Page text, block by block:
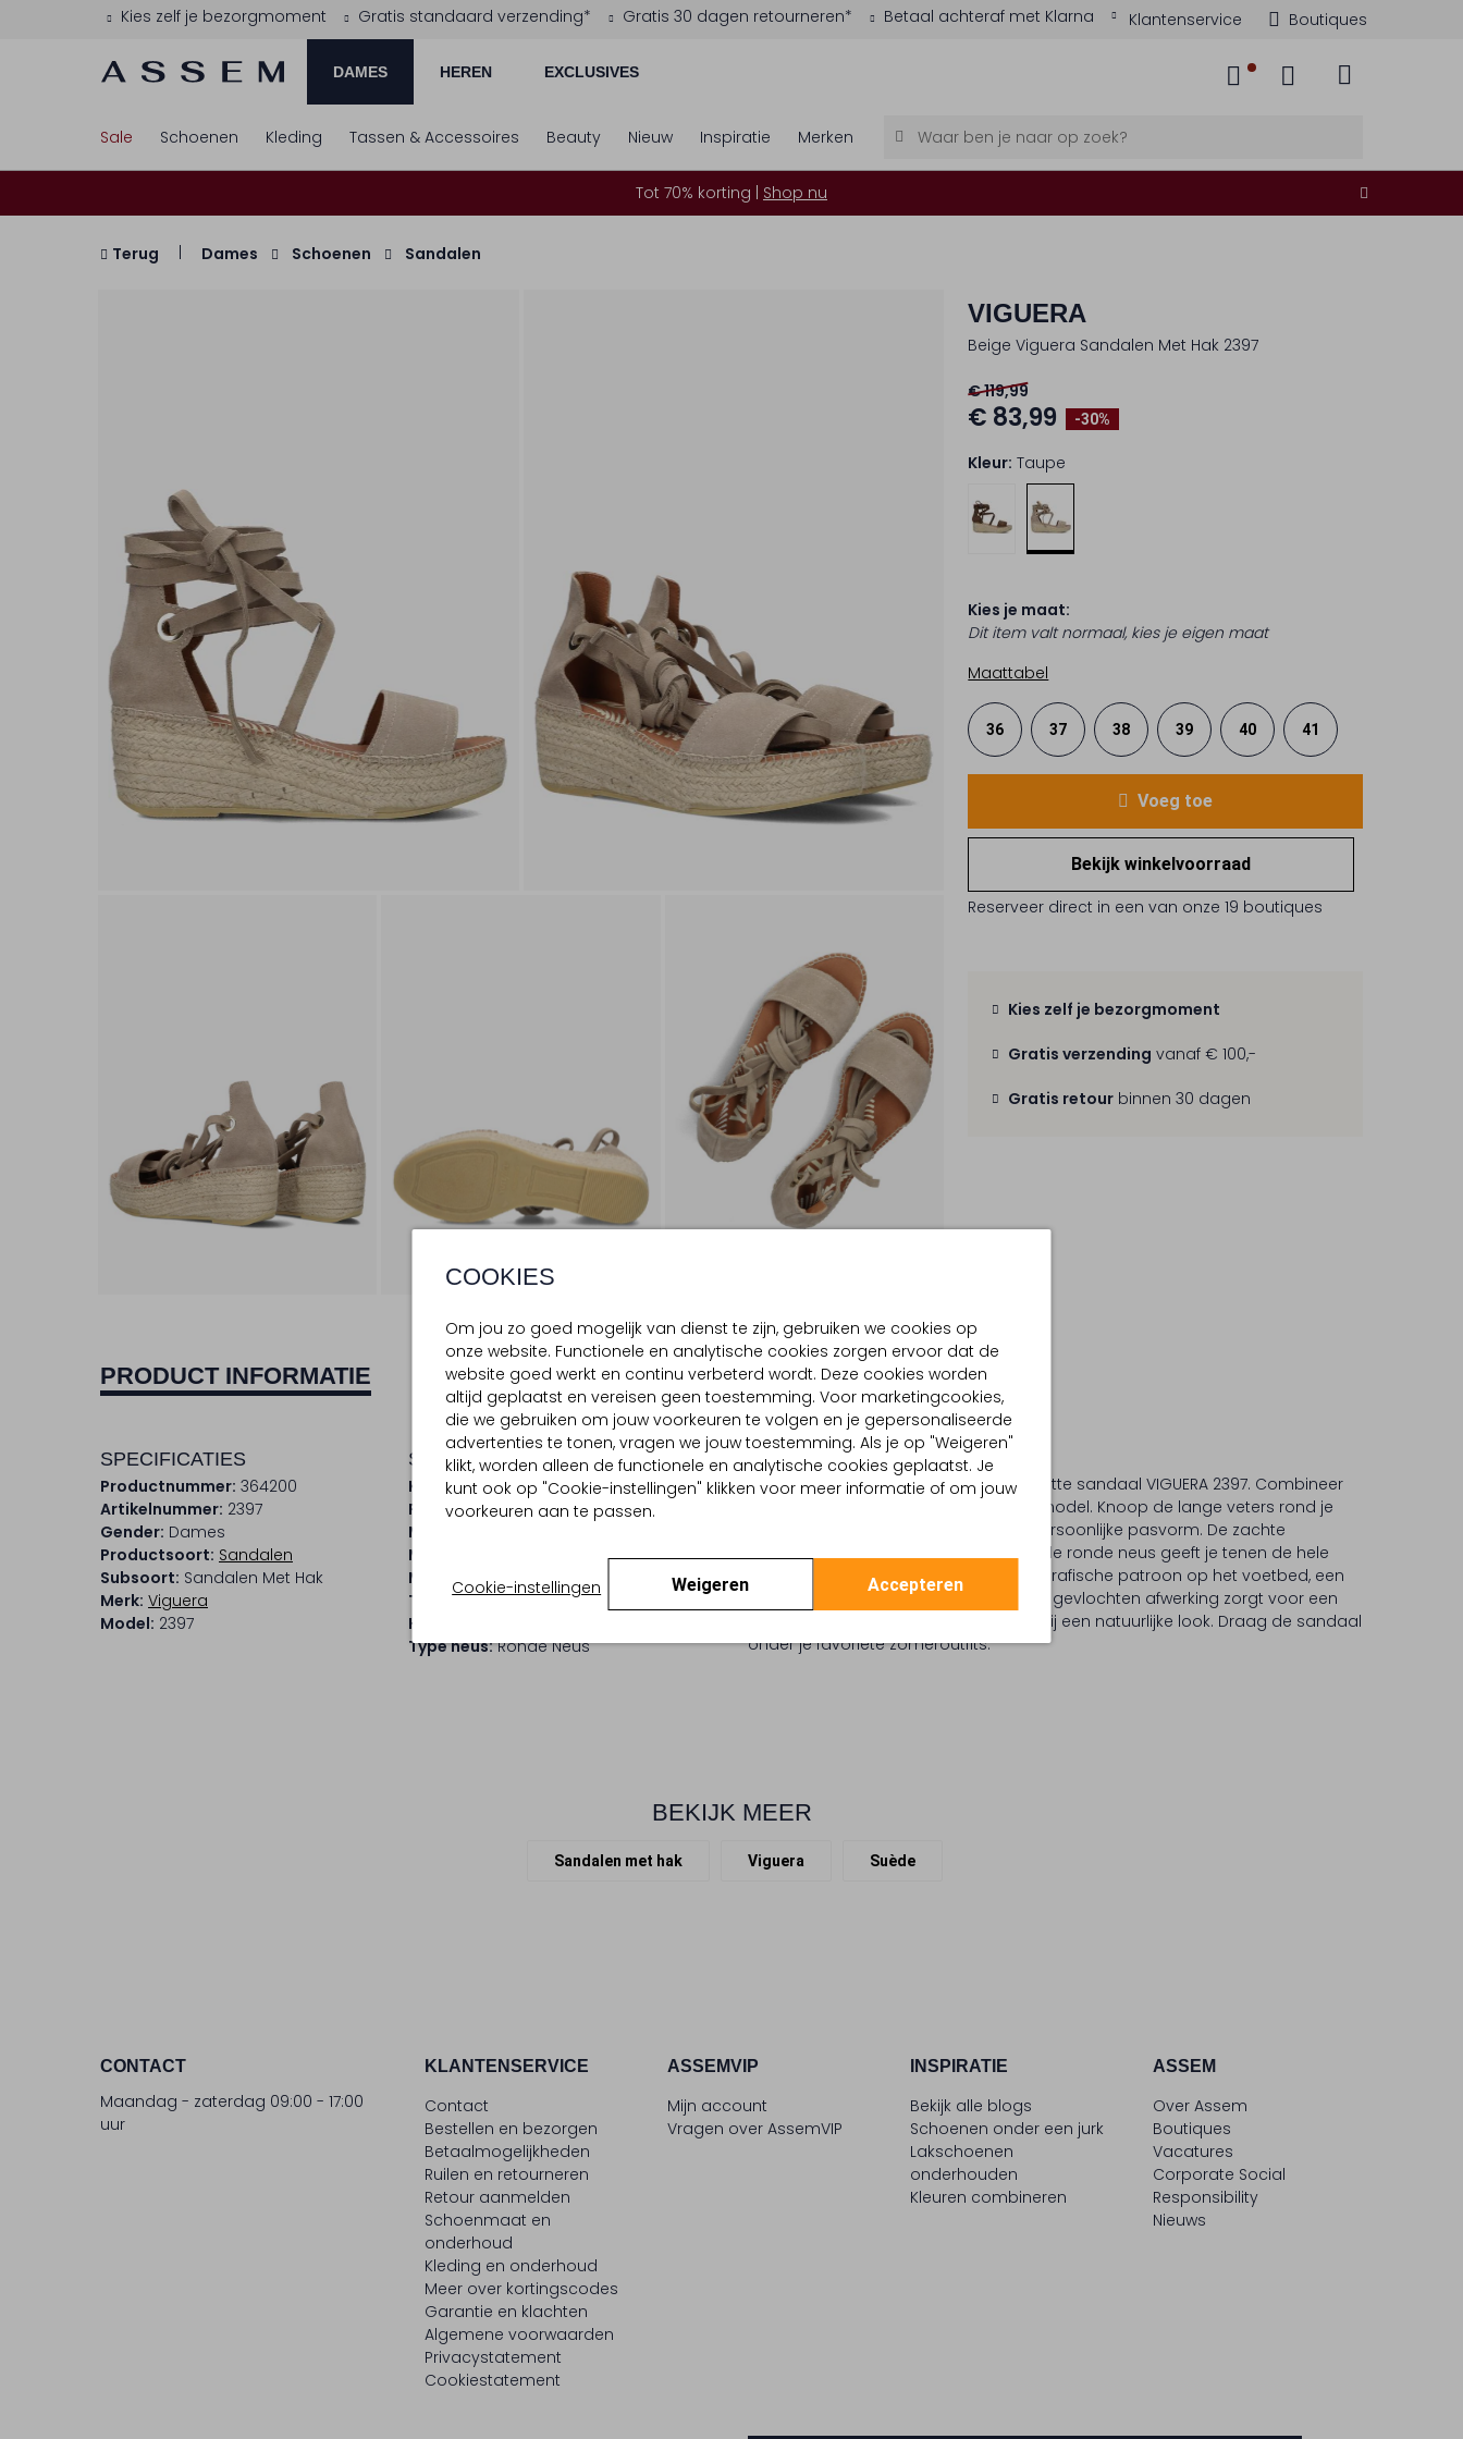
Kies zelf je bezorgmoment Gratis standaard verzending* Gratis 30 dagen retourneren* Betaal achteraf met Klarna Klantenservice Boutiques
DAMES HEREN EXCLUSIVES
COOKIES
Om jou zo goed mogelijk van dienst te zijn, gebruiken we cookies op
onze website. Functionele en analytische cookies zorgen ervoor dat de
website goed werkt en continu verbeterd wordt. Deze cookies worden
altijd geplaatst en vereisen geen toestemming. Voor marketingcookies,
die we gebruiken om jouw voorkeuren te volgen en je gepersonaliseerde
advertenties te tonen, vragen we jouw toestemming. Als je op "Weigeren"
klikt, worden alleen de functionele en analytische cookies geplaatst. Je
kunt ook op "Cookie-instellingen" klikken voor meer informatie of om jouw
voorkeuren aan te passen.
Cookie-instellingen Weigeren Accepteren
Sale Schoenen Kleding Tassen & Accessoires Beauty Nieuw Inspiratie Merken
Tot 70% korting | Shop nu
Terug Dames Schoenen Sandalen
VIGUERA
Beige Viguera Sandalen Met Hak 2397
-30%
€ 119,99
€ 83,99
Kleur: Taupe
Kies je maat:
Dit item valt normaal, kies je eigen maat
Maattabel
36 37 38 39 40 41
Voeg toe
Bekijk winkelvoorraad
Reserveer direct in een van onze 19 boutiques
Kies zelf je bezorgmoment
Gratis verzending vanaf € 100,-
Gratis retour binnen 30 dagen
PRODUCT INFORMATIE BEZORGEN & RETOURNEREN
SPECIFICATIES
Productnummer: 364200
Artikelnummer: 2397
Gender: Dames
Productsoort: Sandalen
Subsoort: Sandalen Met Hak
Merk: Viguera
Model: 2397
SAMENSTELLING & PASVORM
Kleur: Taupe
Print: Grafisch
Materiaal buitenkant:
Materiaal binnenkant:
Leer
Materiaal zool:
Rubber
Type sluiting: Veter
Hakvorm:
Type neus: Ronde Neus
OMSCHRIJVING
Dames, verrijk je garderobe met de platte sandaal VIGUERA 2397. Combineer
stijl en comfort met dit taupekleurige model. Knoop de lange veters rond je
enkel en verstel de sluiting voor een persoonlijke pasvorm. De zachte
buitenlaag sluit soepel om je voet en de ronde neus geeft je tenen de hele
dag door ruimte. Ontdek het subtiele grafische patroon op het voetbed, een
uniek detail. De kenmerkende zool met gevlochten afwerking zorgt voor een
modieuze uitstraling die perfect past bij een natuurlijke look. Draag de sandaal
onder je favoriete zomeroutfits.
BEKIJK MEER
Sandalen met hak Viguera Suède
CONTACT
Maandag - zaterdag 09:00 - 17:00
uur
KLANTENSERVICE
Contact
Bestellen en bezorgen
Betaalmogelijkheden
Ruilen en retourneren
Retour aanmelden
Schoenmaat en
onderhoud
Kleding en onderhoud
Meer over kortingscodes
Garantie en klachten
Algemene voorwaarden
Privacystatement
Cookiestatement
ASSEMVIP
Mijn account
Vragen over AssemVIP
INSPIRATIE
Bekijk alle blogs
Schoenen onder een jurk
Lakschoenen
onderhouden
Kleuren combineren
ASSEM
Over Assem
Boutiques
Vacatures
Corporate Social
Responsibility
Nieuws